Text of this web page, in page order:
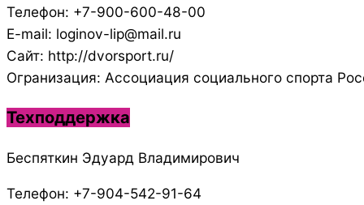
Телефон: +7-900-600-48-00
E-mail: loginov-lip@mail.ru
Сайт: http://dvorsport.ru/
Огранизация: Ассоциация социального спорта
Техподдержка
Беспяткин Эдуард Владимирович
Телефон: +7-904-542-91-64